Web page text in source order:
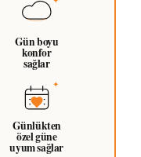
Gün boyu
konfor
sağlar
Günlükten
özel güne
uyum sağlar